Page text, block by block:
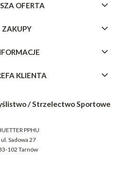
OFERTA
ZAKUPY
KLIENTA
/ Strzelectwo Sportowe
PPHU
ul. Sadowa 27
102 Tarnów